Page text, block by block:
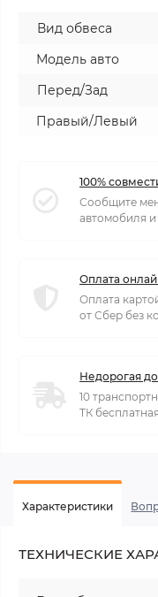
Вид обвеса
Модель авто
Перед/Зад
Правый/Левый
100%
Сообщите
автомобиля
Оплата
Оплата
от Сбер без
Недорогая
10
ТК бесплатная
Характеристики
ТЕХНИЧЕСКИЕ